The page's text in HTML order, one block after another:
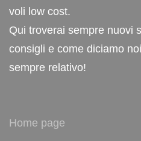
voli low cost.
Qui troverai sempre nuovi
consigli e come diciamo
sempre relativo!
Home page